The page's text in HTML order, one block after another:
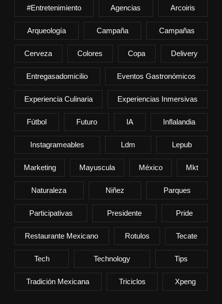
#entretenimiento Agencias Arcoiris
Arqueología Campaña Campañas
Cerveza Colores Copa Delivery
Entregasadomicilio Eventos Gastronómicos
Experiencia Culinaria Experiencias Inmersivas
Fútbol Futuro IA Inflalandia
Instagrameables Ldm Lepub
Marketing Mayuscula México Mkt
Naturaleza Niñez Parques
Participativas Presidente Pride
Restaurante Mexicano Rotulos Tecate
Tech Technology Tips
Tradición Mexicana Triciclos Xpeng